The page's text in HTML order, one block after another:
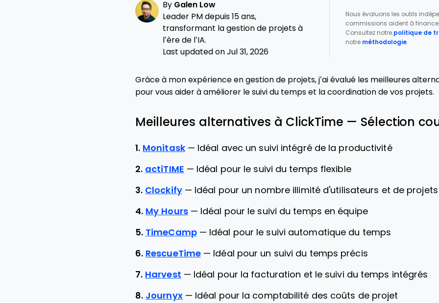
By Galen Low
Leader PM depuis 15 ans,
transformant la gestion de projets à
l’ère de l’IA.
Last updated on Jul 31, 2026
Nous évaluons les outils
commissions aident à
Consultez notre politique de
notre méthodologie.
Grâce à mon expérience en gestion de projets, j’ai évalué les meilleures
pour vous aider à améliorer le suivi du temps et la coordination de vos projets.
Meilleures alternatives à ClickTime — Sélection
1. Monitask — Idéal avec un suivi intégré de la productivité
2. actiTIME — Idéal pour le suivi du temps flexible
3. Clockify — Idéal pour un nombre illimité d'utilisateurs et de projets
4. My Hours — Idéal pour le suivi du temps en équipe
5. TimeCamp — Idéal pour le suivi automatique du temps
6. RescueTime — Idéal pour un suivi du temps précis
7. Harvest — Idéal pour la facturation et le suivi du temps intégrés
8. Journyx — Idéal pour la comptabilité des coûts de projet